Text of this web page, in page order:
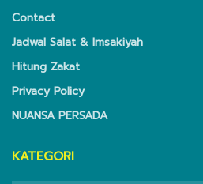
Contact
Jadwal Salat & Imsakiyah
Hitung Zakat
Privacy Policy
NUANSA PERSADA
KATEGORI